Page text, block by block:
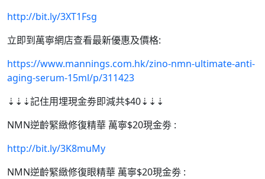
http://bit.ly/3XT1Fsg
立即到萬寧網店查看最新優惠及價格:
https://www.mannings.com.hk/zino-nmn-ultimate-anti-
aging-serum-15ml/p/311423
⇣⇣⇣記住用埋現金劵即減共$40⇣⇣⇣
NMN逆齡緊緻修復精華 萬寧$20現金劵 :
http://bit.ly/3K8muMy
NMN逆齡緊緻修復眼精華 萬寧$20現金劵 :